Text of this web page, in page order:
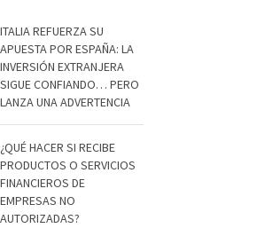
ITALIA REFUERZA SU
APUESTA POR ESPAÑA: LA
INVERSIÓN EXTRANJERA
SIGUE CONFIANDO… PERO
LANZA UNA ADVERTENCIA
¿QUÉ HACER SI RECIBE
PRODUCTOS O SERVICIOS
FINANCIEROS DE
EMPRESAS NO
AUTORIZADAS?